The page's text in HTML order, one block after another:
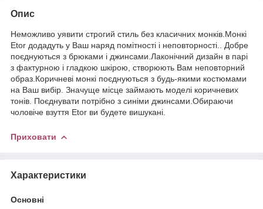
Опис
Неможливо уявити строгий стиль без класичних монків.Монкі
Etor додадуть у Ваш наряд помітності і неповторності.. Добре
поєднуються з брюками і джинсами.Лаконічний дизайн в парі
з фактурною і гладкою шкірою, створюють Вам неповторний
образ.Коричневі монкі поєднуються з будь-якими костюмами
на Ваш вибір. Значуще місце займають моделі коричневих
тонів. Поєднувати потрібно з синіми джинсами.Обираючи
чоловіче взуття Etor ви будете вишукані.
Приховати
Характеристики
Основні